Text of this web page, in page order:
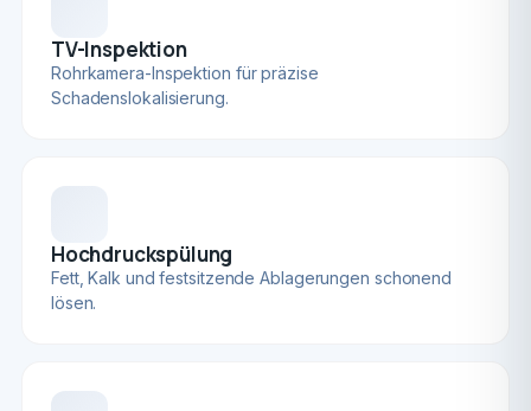
TV-Inspektion
Rohrkamera-Inspektion für präzise
Schadenslokalisierung.
Hochdruckspülung
Fett, Kalk und festsitzende Ablagerungen schonend
lösen.